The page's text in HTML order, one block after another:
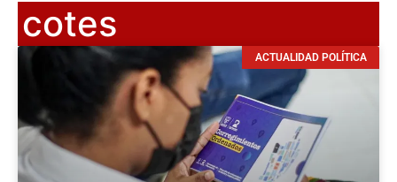
cotes
ACTUALIDAD POLÍTICA